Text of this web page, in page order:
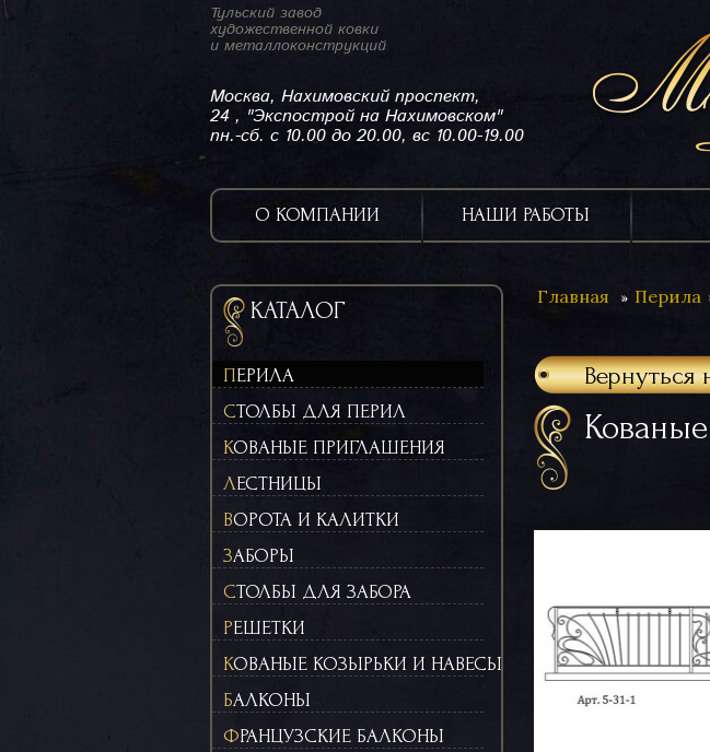
Тульский завод
художественной ковки
и металлоконструкций
Москва, Нахимовский проспект,
24 , "Экспострой на Нахимовском"
пн.-сб. с 10.00 до 20.00, вс 10.00-19.00
О КОМПАНИИ НАШИ РАБОТЫ
КАТАЛОГ
ПЕРИЛА
СТОЛБЫ ДЛЯ ПЕРИЛ
КОВАНЫЕ ПРИГЛАШЕНИЯ
ЛЕСТНИЦЫ
ВОРОТА И КАЛИТКИ
ЗАБОРЫ
СТОЛБЫ ДЛЯ ЗАБОРА
РЕШЕТКИ
КОВАНЫЕ КОЗЫРЬКИ И НАВЕСЫ
БАЛКОНЫ
ФРАНЦУЗСКИЕ БАЛКОНЫ
Главная Перила
Вернуться